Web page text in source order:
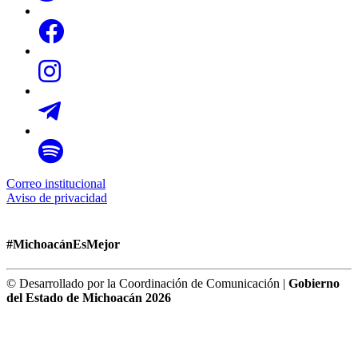
Correo institucional
Aviso de privacidad
#MichoacánEsMejor
© Desarrollado por la Coordinación de Comunicación | Gobierno
del Estado de Michoacán 2026